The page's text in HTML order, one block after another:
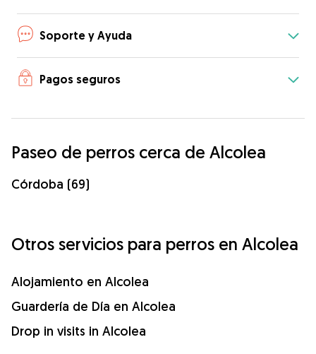
Soporte y Ayuda
Pagos seguros
Paseo de perros cerca de Alcolea
Córdoba (69)
Otros servicios para perros en Alcolea
Alojamiento en Alcolea
Guardería de Día en Alcolea
Drop in visits in Alcolea